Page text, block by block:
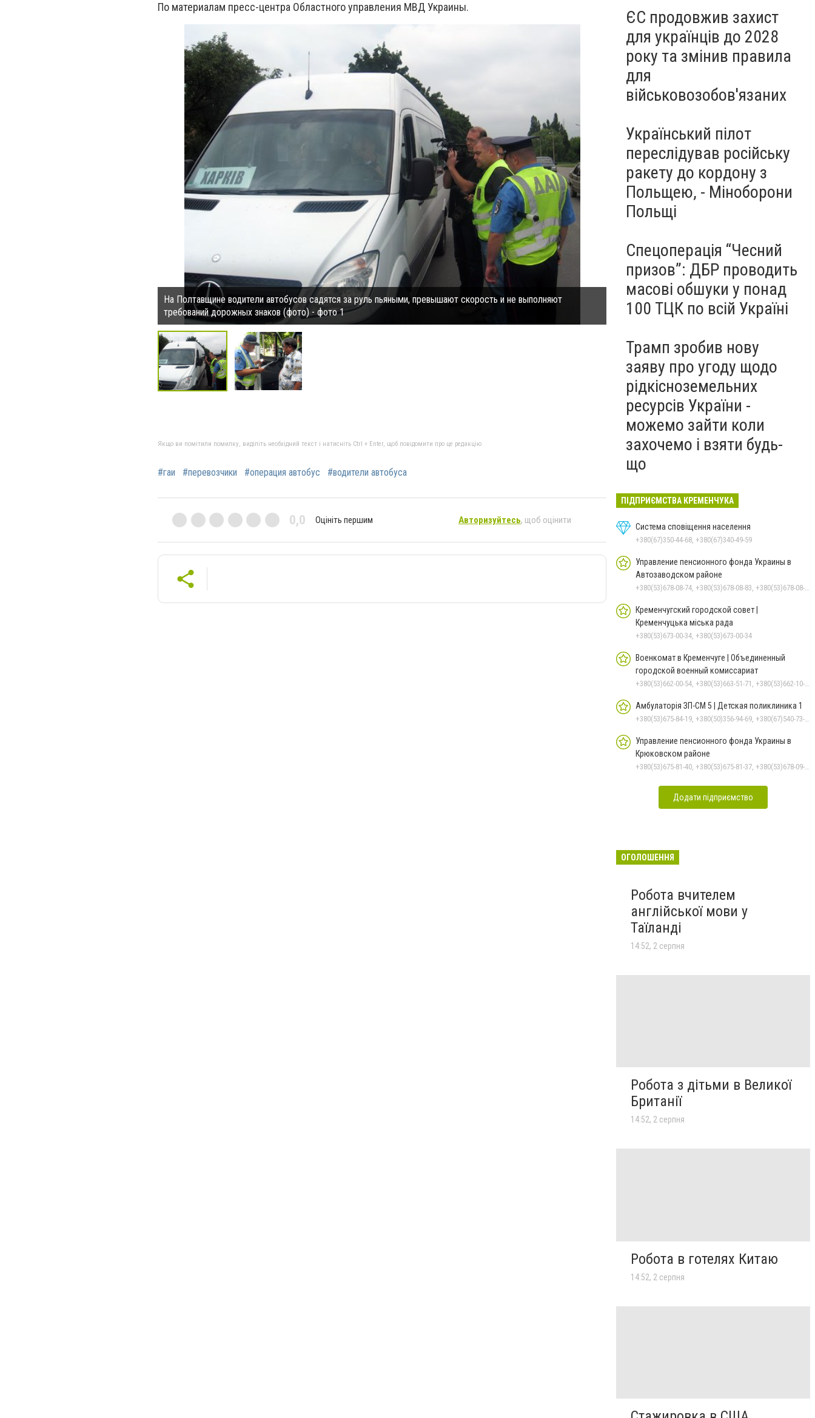
По материалам пресс-центра Областного управления МВД Украины.
На Полтавщине водители автобусов садятся за руль пьяными, превышают скорость и не выполняют
требований дорожных знаков (фото) - фото 1
На Полтавщине водители автобусов садятся за
требований дорожных знаков (фото) - фото 1
Якщо ви помітили помилку, виділіть необхідний текст і натисніть Ctrl + Enter, щоб повідомити про це редакцію
#гаи #перевозчики #операция автобус #водители автобуса
0,0 Оцініть першим Авторизуйтесь, щоб оцінити
ЄС продовжив захист
для українців до 2028
року та змінив правила
для
військовозобов'язаних
Український пілот
переслідував російську
ракету до кордону з
Польщею, - Міноборони
Польщі
Спецоперація “Чесний
призов”: ДБР проводить
масові обшуки у понад
100 ТЦК по всій Україні
Трамп зробив нову
заяву про угоду щодо
рідкісноземельних
ресурсів України -
можемо зайти коли
захочемо і взяти будь-
що
ПІДПРИЄМСТВА КРЕМЕНЧУКА
Система сповіщення населення
+380(67)350-44-68, +380(67)340-49-59
Управление пенсионного фонда Украины в
Автозаводском районе
+380(53)678-08-74, +380(53)678-08-83, +380(53)678-08-41, +380(53)678-08-86, +380(53)678-09-05
Кременчугский городской совет |
Кременчуцька міська рада
+380(53)673-00-34, +380(53)673-00-34
Военкомат в Кременчуге | Объединенный
городской военный комиссариат
+380(53)662-00-54, +380(53)663-51-71, +380(53)662-10-35
Амбулаторія ЗП-СМ 5 | Детская поликлиника 1
+380(53)675-84-19, +380(50)356-94-69, +380(67)540-73-87
Управление пенсионного фонда Украины в
Крюковском районе
+380(53)675-81-40, +380(53)675-81-37, +380(53)678-09-01, +380(53)675-81-32, +380(53)675-81-33, +380(53)675-81-38, +380(53)675-81-31, +380(53)678-08-87
Додати підприємство
ОГОЛОШЕННЯ
Робота вчителем
англійської мови у
Таїланді
14:52, 2 серпня
Робота з дітьми в Великої
Британії
14:52, 2 серпня
Робота в готелях Китаю
14:52, 2 серпня